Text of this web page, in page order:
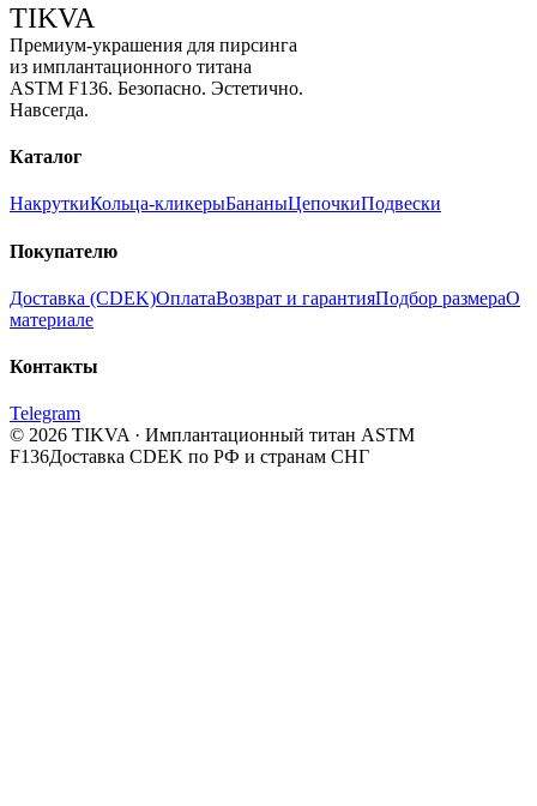
TIKVA
Премиум-украшения для пирсинга
из имплантационного титана
ASTM F136. Безопасно. Эстетично.
Навсегда.
Каталог
НакруткиКольца-кликерыБананыЦепочкиПодвески
Покупателю
Доставка (CDEK)ОплатаВозврат и гарантияПодбор размераО
материале
Контакты
Telegram
© 2026 TIKVA · Имплантационный титан ASTM
F136Доставка CDEK по РФ и странам СНГ